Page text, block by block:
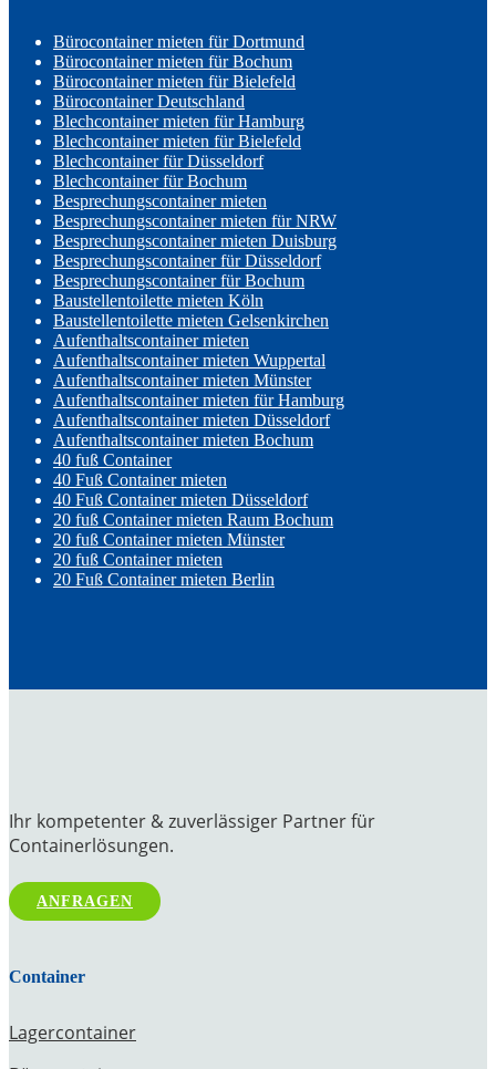
Bürocontainer mieten für Dortmund
Bürocontainer mieten für Bochum
Bürocontainer mieten für Bielefeld
Bürocontainer Deutschland
Blechcontainer mieten für Hamburg
Blechcontainer mieten für Bielefeld
Blechcontainer für Düsseldorf
Blechcontainer für Bochum
Besprechungscontainer mieten
Besprechungscontainer mieten für NRW
Besprechungscontainer mieten Duisburg
Besprechungscontainer für Düsseldorf
Besprechungscontainer für Bochum
Baustellentoilette mieten Köln
Baustellentoilette mieten Gelsenkirchen
Aufenthaltscontainer mieten
Aufenthaltscontainer mieten Wuppertal
Aufenthaltscontainer mieten Münster
Aufenthaltscontainer mieten für Hamburg
Aufenthaltscontainer mieten Düsseldorf
Aufenthaltscontainer mieten Bochum
40 fuß Container
40 Fuß Container mieten
40 Fuß Container mieten Düsseldorf
20 fuß Container mieten Raum Bochum
20 fuß Container mieten Münster
20 fuß Container mieten
20 Fuß Container mieten Berlin
Ihr kompetenter & zuverlässiger Partner für
Containerlösungen.
ANFRAGEN
Container
Lagercontainer